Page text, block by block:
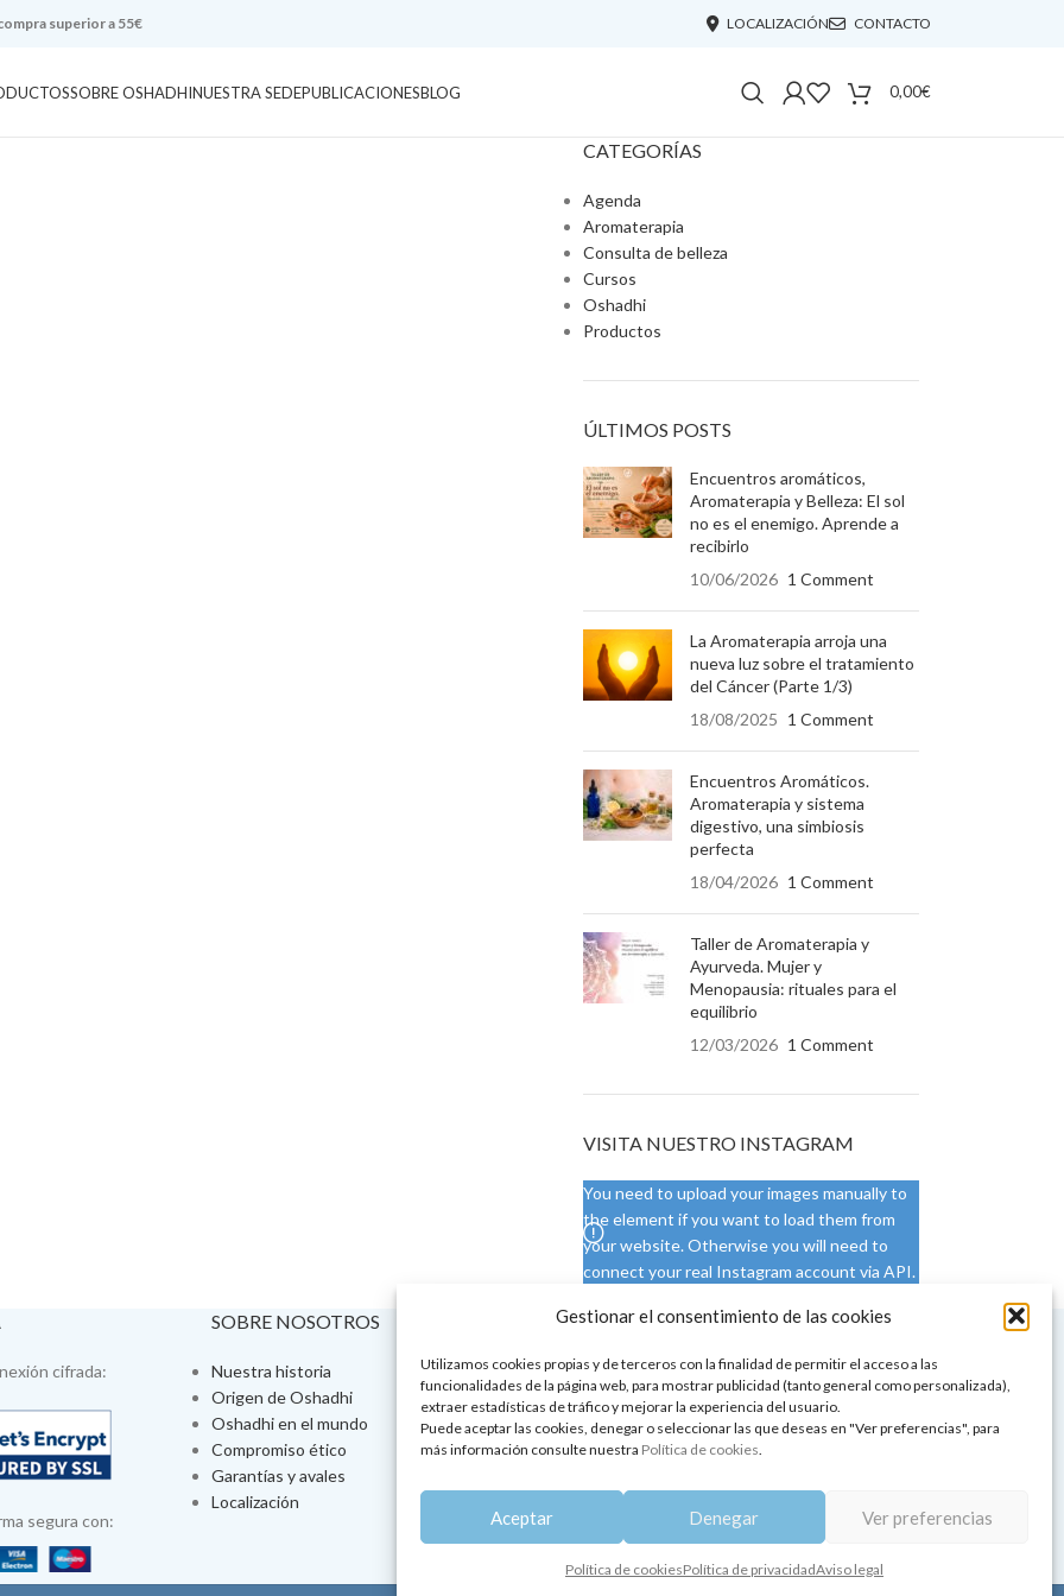
Gestionar el consentimiento de las cookies
Utilizamos cookies propias y de terceros con la finalidad de permitir el acceso a las
funcionalidades de la página web, para mostrar publicidad (tanto general como personalizada),
extraer estadísticas de tráfico y mejorar la experiencia del usuario.
Puede aceptar las cookies, denegar o seleccionar las que deseas en "Ver preferencias", para
más información consulte nuestra Política de cookies.
Aceptar Denegar Ver preferencias
Política de cookiesPolítica de privacidadAviso legal
superior a 55€ LOCALIZACIÓN CONTACTO
SOBRE OSHADHINUESTRA SEDEPUBLICACIONESBLOG 0,00€
CATEGORÍAS
Agenda
Aromaterapia
Consulta de belleza
Cursos
Oshadhi
Productos
ÚLTIMOS POSTS
Encuentros aromáticos,
Aromaterapia y Belleza: El sol
no es el enemigo. Aprende a
recibirlo
10/06/2026 1 Comment
La Aromaterapia arroja una
nueva luz sobre el tratamiento
del Cáncer (Parte 1/3)
18/08/2025 1 Comment
Encuentros Aromáticos.
Aromaterapia y sistema
digestivo, una simbiosis
perfecta
18/04/2026 1 Comment
Taller de Aromaterapia y
Ayurveda. Mujer y
Menopausia: rituales para el
equilibrio
12/03/2026 1 Comment
VISITA NUESTRO INSTAGRAM
You need to upload your images manually to
the element if you want to load them from
your website. Otherwise you will need to
connect your real Instagram account via API.
cifrada:
segura con:
SOBRE NOSOTROS
Nuestra historia
Origen de Oshadhi
Oshadhi en el mundo
Compromiso ético
Garantías y avales
Localización
VISÍTA NUESTRA SEDE
Tienda física
Talleres de aromaterapia
Tratamientos de belleza
Ayurveda
Aromaterapia y bienestar
CONDICIONES DE USO
Condiciones generales
Cambios y devoluciones
Formas de pago
Formas de envío